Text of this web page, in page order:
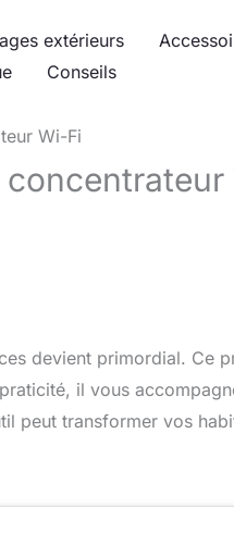
extérieurs
Conseils
Wi-Fi
devient primordial. Ce
il vous
peut transformer vos